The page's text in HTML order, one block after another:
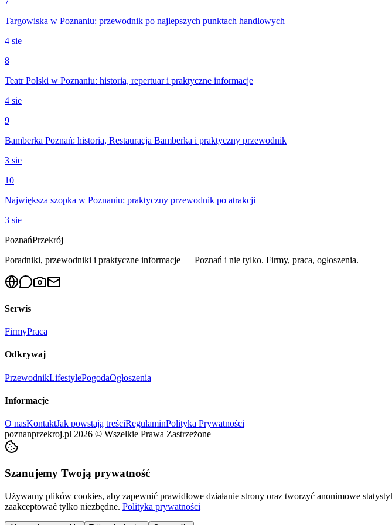
Targowiska w Poznaniu: przewodnik po najlepszych punktach handlowych
4 sie
8
Teatr Polski w Poznaniu: historia, repertuar i praktyczne informacje
4 sie
9
Bamberka Poznań: historia, Restauracja Bamberka i praktyczny przewodnik
3 sie
10
Największa szopka w Poznaniu: praktyczny przewodnik po atrakcji
3 sie
PoznańPrzekrój
Poradniki, przewodniki i praktyczne informacje — Poznań i nie tylko. Firmy, praca, ogłoszenia.
Serwis
FirmyPraca
Odkrywaj
PrzewodnikLifestylePogodaOgłoszenia
Informacje
O nasKontaktJak powstają treściRegulaminPolityka Prywatności
poznanprzekroj.pl 2026 © Wszelkie Prawa Zastrzeżone
Szanujemy Twoją prywatność
Używamy plików cookies, aby zapewnić prawidłowe działanie strony oraz tworzyć anonimowe
zaakceptować tylko niezbędne. Polityka prywatności